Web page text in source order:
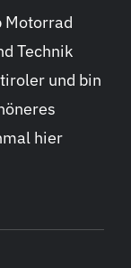
Motorrad
Technik
und bin
hier